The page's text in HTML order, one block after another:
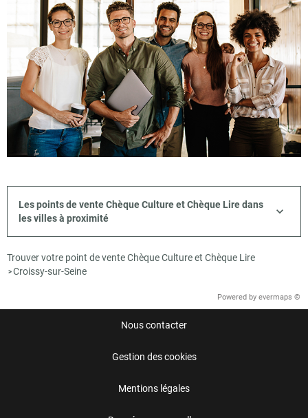
Les points de vente Chèque Culture et Chèque Lire dans
les villes à proximité
Trouver votre point de vente Chèque Culture et Chèque Lire
>Croissy-sur-Seine
Powered by evermaps ©
Nous contacter
Gestion des cookies
Mentions légales